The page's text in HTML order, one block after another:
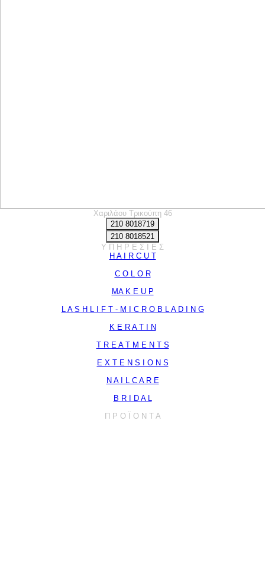
TEO BEAUTY CONSULTANTS<br /
Χαριλάου Τρικούπη 46
210 8018719
210 8018521
Υ Π Η Ρ Ε Σ Ι Ε Σ
H A I R C U T
C O L O R
MA K E U P
L A S H L I F T - M I C R O B L A D I N G
K E R A T I N
T R E A T M E N T S
E X T E N S I O N S
N A I L C A R E
B R I D A L
Π Ρ Ο Ϊ Ο Ν Τ Α